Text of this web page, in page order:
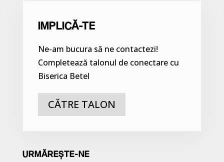
IMPLICĂ-TE
Ne-am bucura să ne contactezi!
Completează talonul de conectare cu
Biserica Betel
CĂTRE TALON
URMĂREȘTE-NE